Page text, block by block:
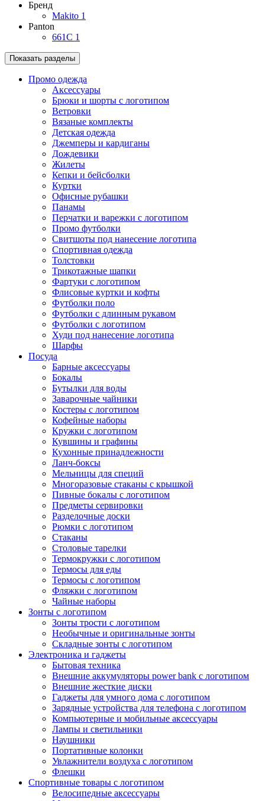
Бренд
Makito 1
Panton
661C 1
Показать разделы
Промо одежда
Аксессуары
Брюки и шорты с логотипом
Ветровки
Вязаные комплекты
Детская одежда
Джемперы и кардиганы
Дождевики
Жилеты
Кепки и бейсболки
Куртки
Офисные рубашки
Панамы
Перчатки и варежки с логотипом
Промо футболки
Свитшоты под нанесение логотипа
Спортивная одежда
Толстовки
Трикотажные шапки
Фартуки с логотипом
Флисовые куртки и кофты
Футболки поло
Футболки с длинным рукавом
Футболки с логотипом
Худи под нанесение логотипа
Шарфы
Посуда
Барные аксессуары
Бокалы
Бутылки для воды
Заварочные чайники
Костеры с логотипом
Кофейные наборы
Кружки с логотипом
Кувшины и графины
Кухонные принадлежности
Ланч-боксы
Мельницы для специй
Многоразовые стаканы с крышкой
Пивные бокалы с логотипом
Предметы сервировки
Разделочные доски
Рюмки с логотипом
Стаканы
Столовые тарелки
Термокружки с логотипом
Термосы для еды
Термосы с логотипом
Фляжки с логотипом
Чайные наборы
Зонты с логотипом
Зонты трости с логотипом
Необычные и оригинальные зонты
Складные зонты с логотипом
Электроника и гаджеты
Бытовая техника
Внешние аккумуляторы power bank с логотипом
Внешние жесткие диски
Гаджеты для умного дома с логотипом
Зарядные устройства для телефона с логотипом
Компьютерные и мобильные аксессуары
Лампы и светильники
Наушники
Портативные колонки
Увлажнители воздуха с логотипом
Флешки
Спортивные товары с логотипом
Велосипедные аксессуары